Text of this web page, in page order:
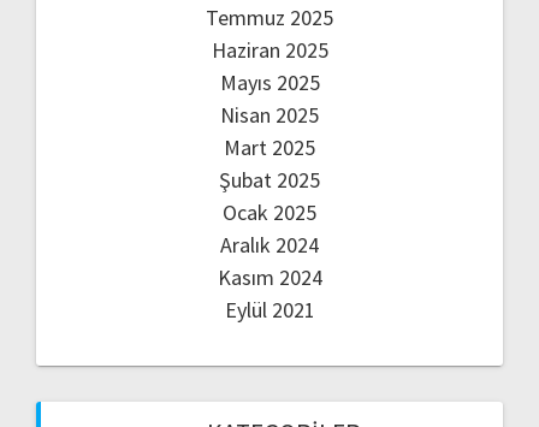
Temmuz 2025
Haziran 2025
Mayıs 2025
Nisan 2025
Mart 2025
Şubat 2025
Ocak 2025
Aralık 2024
Kasım 2024
Eylül 2021